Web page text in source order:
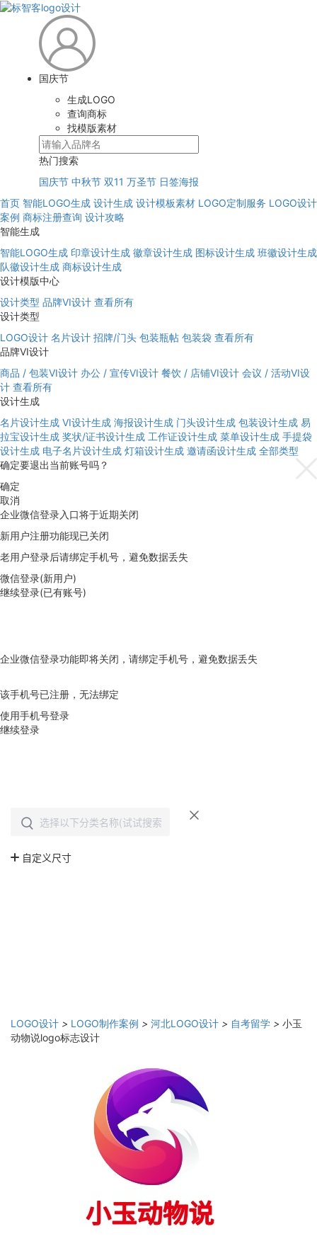
国庆节
生成LOGO
查询商标
找模版素材
热门搜索
国庆节 中秋节 双11 万圣节 日签海报
首页 智能LOGO生成 设计生成 设计模板素材 LOGO定制服务 LOGO设计
案例 商标注册查询 设计攻略
智能生成
智能LOGO生成 印章设计生成 徽章设计生成 图标设计生成 班徽设计生成
队徽设计生成 商标设计生成
设计模版中心
设计类型 品牌VI设计 查看所有
设计类型
LOGO设计 名片设计 招牌/门头 包装瓶帖 包装袋 查看所有
品牌VI设计
商品 / 包装VI设计 办公 / 宣传VI设计 餐饮 / 店铺VI设计 会议 / 活动VI设
计 查看所有
设计生成
名片设计生成 VI设计生成 海报设计生成 门头设计生成 包装设计生成 易
拉宝设计生成 奖状/证书设计生成 工作证设计生成 菜单设计生成 手提袋
设计生成 电子名片设计生成 灯箱设计生成 邀请函设计生成 全部类型
确定要退出当前账号吗？
确定
取消
企业微信登录入口将于近期关闭
新用户注册功能现已关闭
老用户登录后请绑定手机号，避免数据丢失
微信登录(新用户)
继续登录(已有账号)
企业微信登录功能即将关闭，请绑定手机号，避免数据丢失
该手机号已注册，无法绑定
使用手机号登录
继续登录
LOGO设计 > LOGO制作案例 > 河北LOGO设计 > 自考留学 > 小玉
动物说logo标志设计